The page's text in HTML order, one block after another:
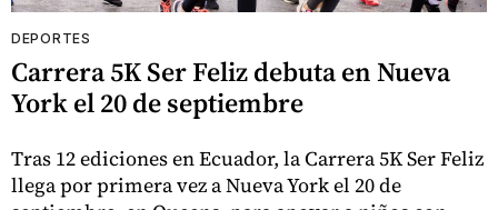
DEPORTES
Carrera 5K Ser Feliz debuta en Nueva
York el 20 de septiembre
Tras 12 ediciones en Ecuador, la Carrera 5K Ser Feliz
llega por primera vez a Nueva York el 20 de